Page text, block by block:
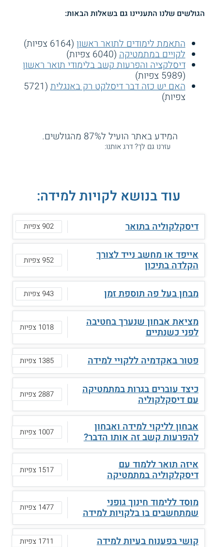
הגולשים שלנו התעניינו גם בשאלות הבאות:
התאמת לימודים לתואר ראשון(6164 צפיות)
לקויים במתמטיקה(6040 צפיות)
דיסלקציה והפרעות קשב בלימודי תואר ראשון
(5989 צפיות)
האם יש כזה דבר דיסלקט רק באנגלית (5721
צפיות)
המידע באתר הועיל ל87% מהגולשים.
עזרנו גם לך? דרג אותנו:
עוד בנושא לקויות למידה:
דיסקלקוליה בתואר 902 צפיות
אייפד או מחשב נייד לצורך
הקלדה בתיכון 952 צפיות
מבחן בעל פה תוספת זמן 943 צפיות
מציאת אבחון שנערך בחטיבה
לפני כשנתיים 1018 צפיות
פטור באקדמיה ללקויי למידה 1385 צפיות
כיצד עוברים בגרות במתמטיקה
עם דיסקלקוליה 2887 צפיות
אבחון לליקוי למידה ואבחון
להפרעות קשב זה אותו הדבר? 1007 צפיות
איזה תואר ללמוד עם
דיסקלקוליה במתמטיקה 1517 צפיות
מוסד ללימוד חינוך גופני
שמתחשבים בו בלקויות למידה 1477 צפיות
קושי בפענוח בעיות למידה 1711 צפיות